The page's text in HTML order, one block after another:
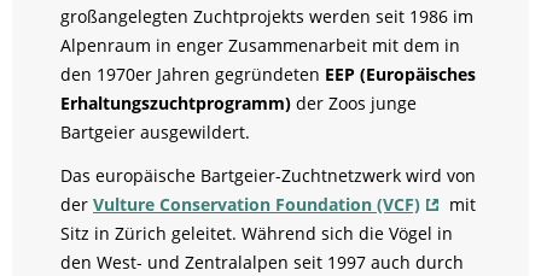
großangelegten Zuchtprojekts werden seit 1986 im
Alpenraum in enger Zusammenarbeit mit dem in
den 1970er Jahren gegründeten EEP (Europäisches
Erhaltungszuchtprogramm) der Zoos junge
Bartgeier ausgewildert.
Das europäische Bartgeier-Zuchtnetzwerk wird von
der Vulture Conservation Foundation (VCF)
mit
Sitz in Zürich geleitet. Während sich die Vögel in
den West- und Zentralalpen seit 1997 auch durch